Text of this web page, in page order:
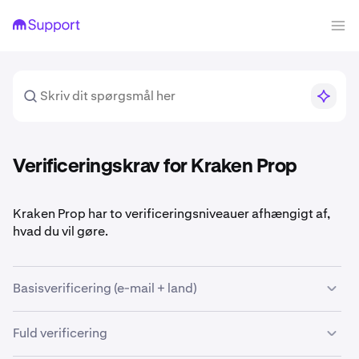
Verificeringskrav for Kraken Prop
Kraken Prop har to verificeringsniveauer afhængigt af,
hvad du vil gøre.
Basisverificering (e-mail + land)
Dette er minimumet for at komme i gang med Kraken
Fuld verificering